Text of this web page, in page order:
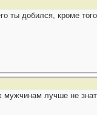
ты добился, кроме
лучше не